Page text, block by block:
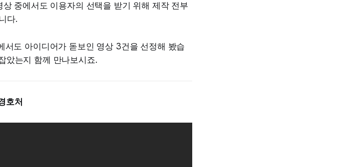
중에서도 이용자의 선택을 받기 위해 제작 전부
다.
도 아이디어가 돋보인 영상 3건을 선정해 봤습
았는지 함께 만나보시죠.
호처